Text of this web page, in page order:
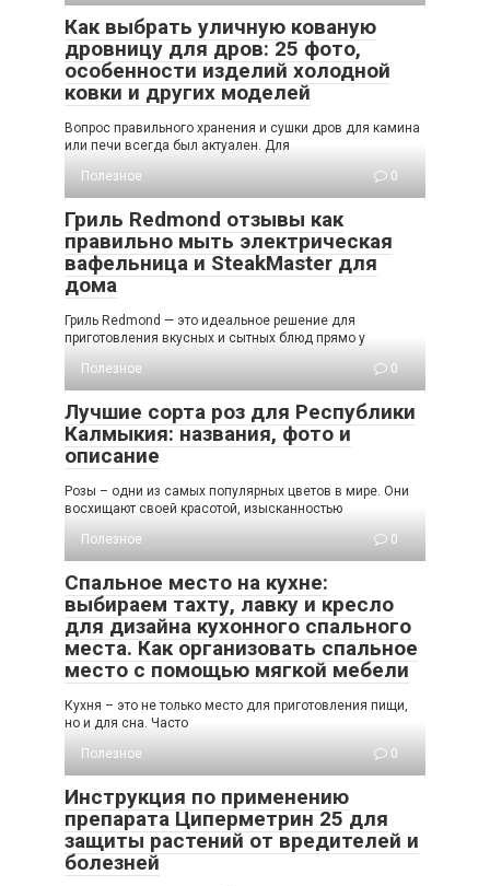
Как выбрать уличную кованую
дровницу для дров: 25 фото,
особенности изделий холодной
ковки и других моделей
Вопрос правильного хранения и сушки дров для камина
или печи всегда был актуален. Для
Полезное
0
Гриль Redmond отзывы как
правильно мыть электрическая
вафельница и SteakMaster для
дома
Гриль Redmond — это идеальное решение для
приготовления вкусных и сытных блюд прямо у
Полезное
0
Лучшие сорта роз для Республики
Калмыкия: названия, фото и
описание
Розы – одни из самых популярных цветов в мире. Они
восхищают своей красотой, изысканностью
Полезное
0
Спальное место на кухне:
выбираем тахту, лавку и кресло
для дизайна кухонного спального
места. Как организовать спальное
место с помощью мягкой мебели
Кухня – это не только место для приготовления пищи,
но и для сна. Часто
Полезное
0
Инструкция по применению
препарата Циперметрин 25 для
защиты растений от вредителей и
болезней